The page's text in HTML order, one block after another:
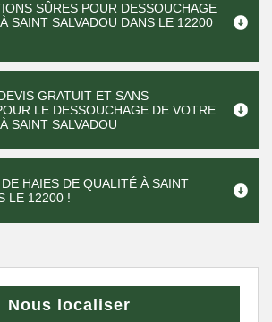
SÛRES POUR DESSOUCHAGE
SAINT SALVADOU DANS LE 12200
GRATUIT ET SANS
LE DESSOUCHAGE DE VOTRE
SAINT SALVADOU
HAIES DE QUALITÉ À SAINT
LE 12200 !
Nous localiser